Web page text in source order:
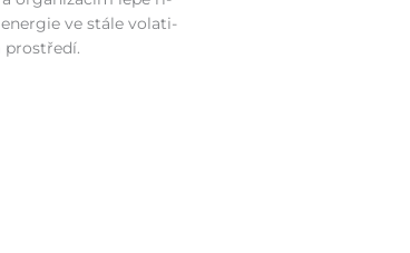
ve stá­le vo­la­ti­